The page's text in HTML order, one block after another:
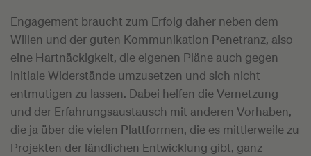
Engagement braucht zum Erfolg daher neben dem
Willen und der guten Kommunikation Penetranz, also
eine Hartnäckigkeit, die eigenen Pläne auch gegen
initiale Widerstände umzusetzen und sich nicht
entmutigen zu lassen. Dabei helfen die Vernetzung
und der Erfahrungsaustausch mit anderen Vorhaben,
die ja über die vielen Plattformen, die es mittlerweile zu
Projekten der ländlichen Entwicklung gibt, ganz